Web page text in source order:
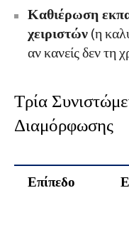
Καθιέρωση
χειριστών(η
αν κανείς δεν τη
Τρία
Διαμόρφωσης
Επίπεδο